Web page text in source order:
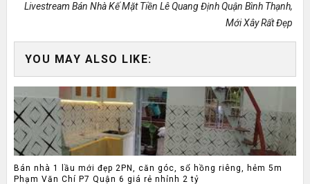
Livestream Bán Nhà Kế Mặt Tiền Lê Quang Định Quận Bình Thạnh,
Mới Xây Rất Đẹp
YOU MAY ALSO LIKE:
Bán nhà 1 lầu mới đẹp 2PN, căn góc, sổ hồng riêng, hẻm 5m
Phạm Văn Chí P7 Quận 6 giá rẻ nhỉnh 2 tỷ